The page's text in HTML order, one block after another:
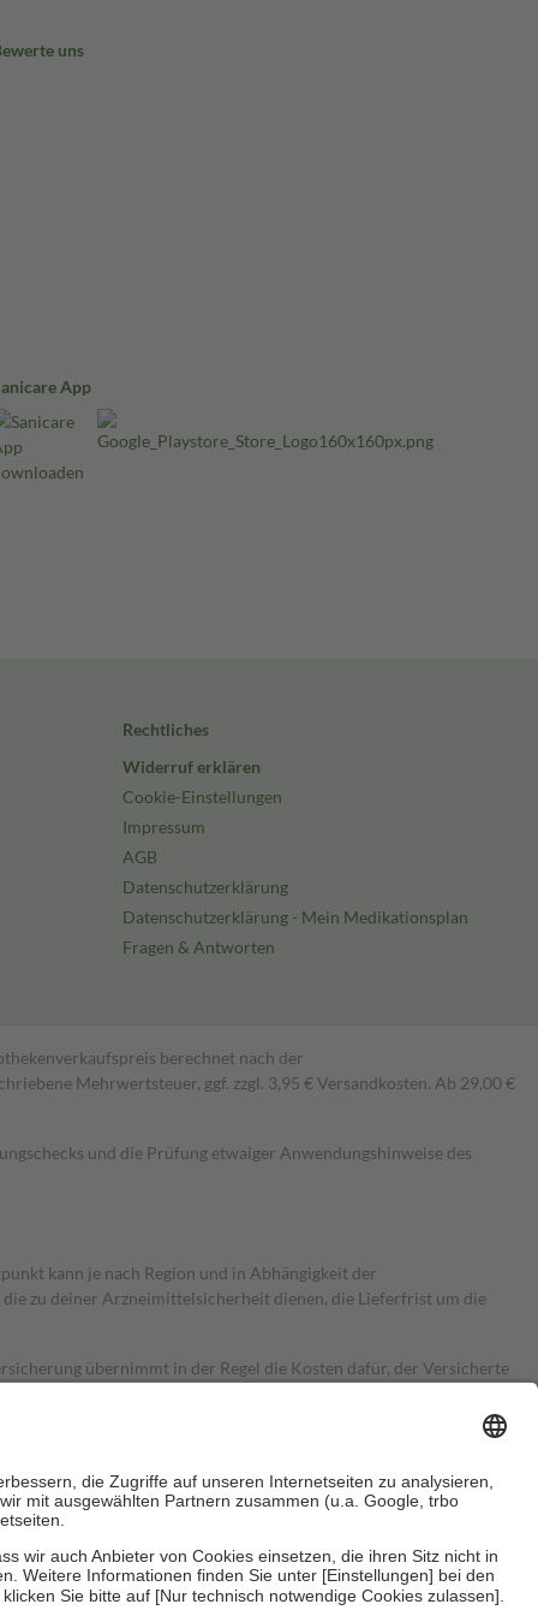
uns
App
Rechtliches
Widerruf erklären
Cookie-Einstellungen
Impressum
AGB
Datenschutzerklärung
Datenschutzerklärung - Mein Medikationsplan
Fragen & Antworten
berechnet nach der
Mehrwertsteuer, ggf. zzgl. 3,95 € Versandkosten. Ab 29,00 €
und die Prüfung etwaiger Anwendungshinweise des
kann je nach Region und in Abhängigkeit der
zu deiner Arzneimittelsicherheit dienen, die Lieferfrist um die
übernimmt in der Regel die Kosten dafür, der Versicherte
Es sind jedoch nie mehr als die tatsächlichen Kosten der Leistung
Zuzahlungen